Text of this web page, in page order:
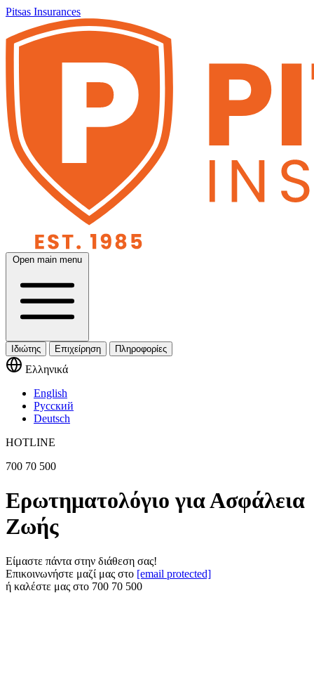
Pitsas Insurances
Open main menu
Ιδιώτης Επιχείρηση Πληροφορίες
Ελληνικά
English
Русский
Deutsch
HOTLINE
700 70 500
Ερωτηματολόγιο για Ασφάλεια
Ζωής
Είμαστε πάντα στην διάθεση σας!
Επικοινωνήστε μαζί μας στο [email protected]
ή καλέστε μας στο 700 70 500